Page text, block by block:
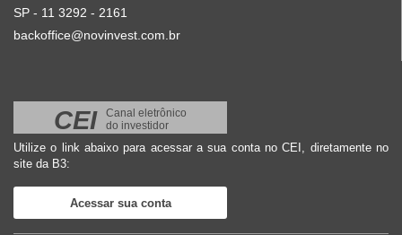
SP - 11 3292 - 2161
backoffice@novinvest.com.br
CEI
Canal eletrônico
do investidor
Utilize o link abaixo para acessar a sua conta no CEI, diretamente no
site da B3:
Acessar sua conta